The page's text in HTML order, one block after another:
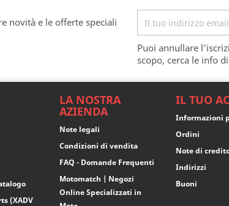
novità e le offerte speciali
Puoi annullare
scopo, cerca le info
(XADV
LA NOSTRA
AZIENDA
Note legali
Condizioni di vendita
FAQ - Domande Frequenti
Motomatch | Negozi
Online Specializzati in
IL TUO
Informazioni
Ordini
Note di
Indirizzi
Buoni